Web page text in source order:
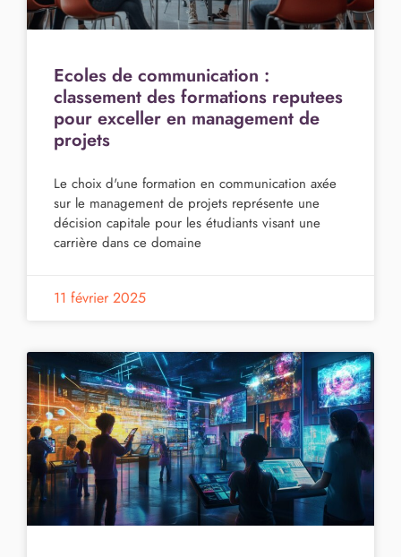
Ecoles de communication :
classement des formations reputees
pour exceller en management de
projets
Le choix d'une formation en communication axée
sur le management de projets représente une
décision capitale pour les étudiants visant une
carrière dans ce domaine
11 février 2025